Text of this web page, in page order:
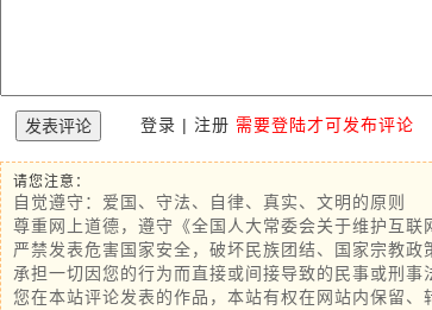
登录 | 注册 需要登陆才可发布评论
请您注意：
自觉遵守：爱国、守法、自律、真实、文明的原则
尊重网上道德，遵守《全国人大常委会关于维护互
严禁发表危害国家安全，破坏民族团结、国家宗教
承担一切因您的行为而直接或间接导致的民事或刑事
您在本站评论发表的作品，本站有权在网站内保留、